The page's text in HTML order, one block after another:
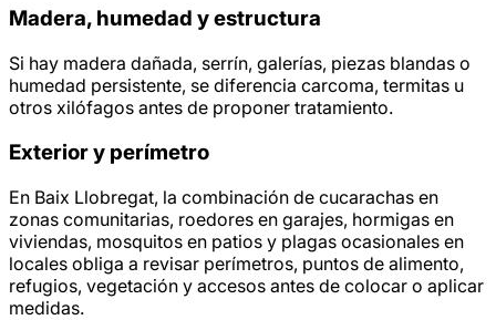
Madera, humedad y estructura
Si hay madera dañada, serrín, galerías, piezas blandas o
humedad persistente, se diferencia carcoma, termitas u
otros xilófagos antes de proponer tratamiento.
Exterior y perímetro
En Baix Llobregat, la combinación de cucarachas en
zonas comunitarias, roedores en garajes, hormigas en
viviendas, mosquitos en patios y plagas ocasionales en
locales obliga a revisar perímetros, puntos de alimento,
refugios, vegetación y accesos antes de colocar o aplicar
medidas.